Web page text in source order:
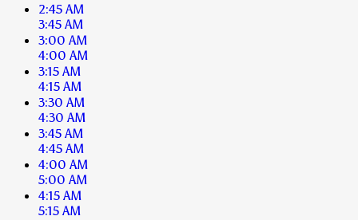
2:45 AM
3:45 AM
3:00 AM
4:00 AM
3:15 AM
4:15 AM
3:30 AM
4:30 AM
3:45 AM
4:45 AM
4:00 AM
5:00 AM
4:15 AM
5:15 AM